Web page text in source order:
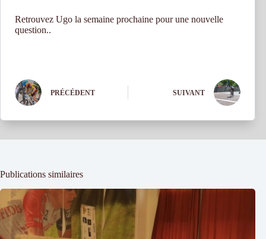
Retrouvez Ugo la semaine prochaine pour une nouvelle
question..
PRÉCÉDENT SUIVANT
Publications similaires